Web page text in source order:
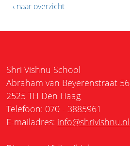
‹ naar overzicht
Shri Vishnu School
Abraham van Beyerenstraat 56
2525 TH Den Haag
Telefoon: 070 - 3885961
E-mailadres: info@shrivishnu.nl